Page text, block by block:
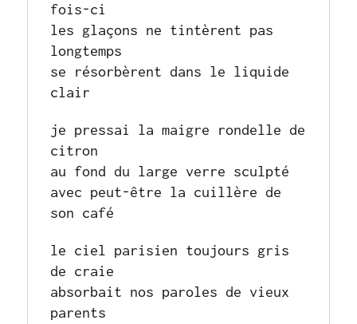
fois-ci
les glaçons ne tintèrent pas
longtemps
se résorbèrent dans le liquide
clair
je pressai la maigre rondelle de
citron
au fond du large verre sculpté
avec peut-être la cuillère de
son café
le ciel parisien toujours gris
de craie
absorbait nos paroles de vieux
parents